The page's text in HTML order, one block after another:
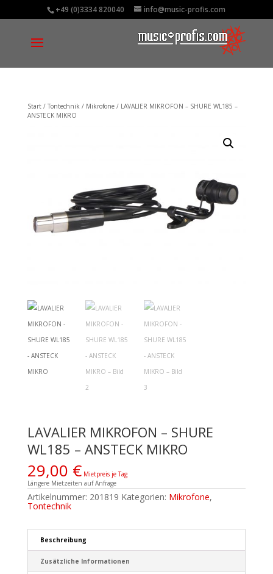
+49 (0)3334 820040 info@music-profis.com
Start/ Tontechnik/ Mikrofone/ LAVALIER MIKROFON – SHURE WL185 –
ANSTECK MIKRO
LAVALIER MIKROFON – SHURE
WL185 – ANSTECK MIKRO
29,00 € Mietpreis je Tag
Längere Mietzeiten auf Anfrage
Artikelnummer: 201819 Kategorien: Mikrofone,
Tontechnik
Beschreibung
Zusätzliche Informationen